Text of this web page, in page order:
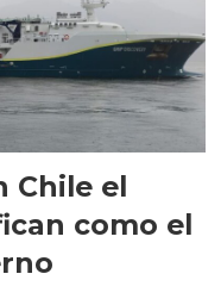
Chile el
como el